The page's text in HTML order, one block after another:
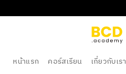
หน้าแรก คอร์สเรียน เกี่ยวกับเรา